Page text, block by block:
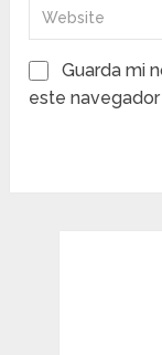
Guarda mi
este